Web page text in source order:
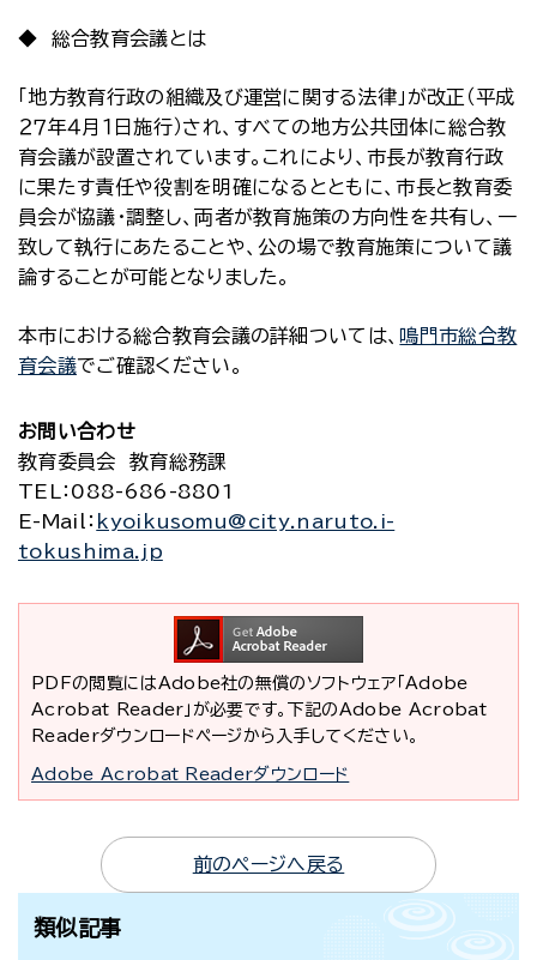
◆ 総合教育会議とは
「地方教育行政の組織及び運営に関する法律」が改正（平成
２７年４月１日施行）され、すべての地方公共団体に総合教
育会議が設置されています。これにより、市長が教育行政
に果たす責任や役割を明確になるとともに、市長と教育委
員会が協議・調整し、両者が教育施策の方向性を共有し、一
致して執行にあたることや、公の場で教育施策について議
論することが可能となりました。
本市における総合教育会議の詳細ついては、 鳴門市総合教
育会議でご確認ください。
お問い合わせ
教育委員会 教育総務課
TEL
：088-686-8801
E-Mail
： kyoikusomu@city.naruto.i-
tokushima.jp
PDFの閲覧にはAdobe社の無償のソフトウェア「Adobe
Acrobat Reader」が必要です。下記のAdobe Acrobat
Readerダウンロードページから入手してください。
Adobe Acrobat Readerダウンロード
前のページへ戻る
類似記事